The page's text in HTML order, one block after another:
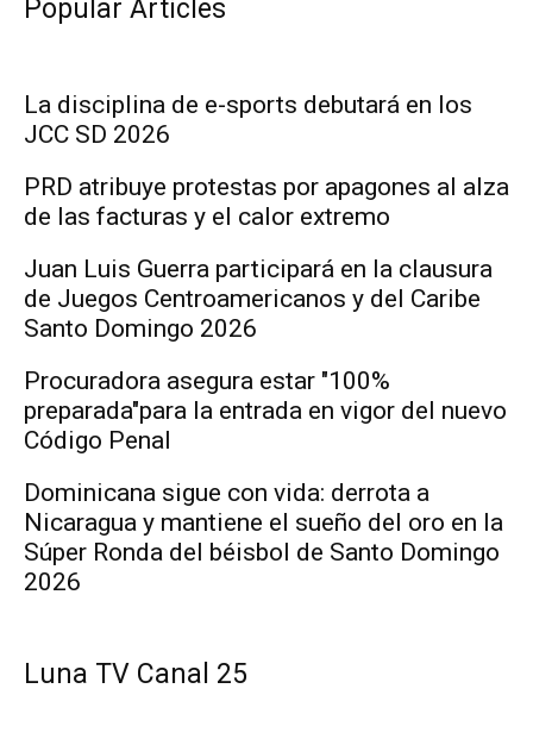
Popular Articles
La disciplina de e-sports debutará en los
JCC SD 2026
PRD atribuye protestas por apagones al alza
de las facturas y el calor extremo
Juan Luis Guerra participará en la clausura
de Juegos Centroamericanos y del Caribe
Santo Domingo 2026
Procuradora asegura estar "100%
preparada"para la entrada en vigor del nuevo
Código Penal
Dominicana sigue con vida: derrota a
Nicaragua y mantiene el sueño del oro en la
Súper Ronda del béisbol de Santo Domingo
2026
Luna TV Canal 25